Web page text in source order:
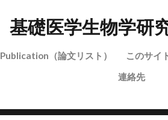
基礎医学生物学研
Publication（論文リスト） このサイ
連絡先